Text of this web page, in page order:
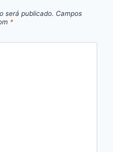
será publicado. Campos
*